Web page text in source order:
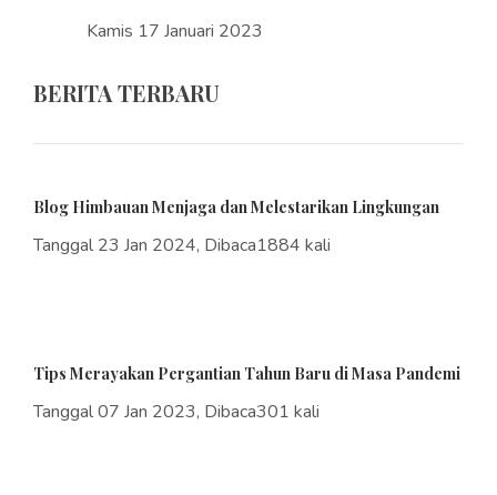
Kamis 17 Januari 2023
BERITA TERBARU
Blog Himbauan Menjaga dan Melestarikan Lingkungan
Tanggal 23 Jan 2024, Dibaca1884 kali
Tips Merayakan Pergantian Tahun Baru di Masa Pandemi
Tanggal 07 Jan 2023, Dibaca301 kali